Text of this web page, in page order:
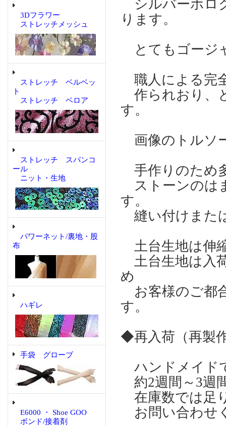
3Dフラワー
ストレッチメッシュ
ストレッチ ベルベッ
ト
ストレッチ ベロア
ストレッチ スパンコ
ール
ニット・生地
パワーネット/裏地・股
布
ハギレ
手袋 グローブ
E6000 ・ Shoe GOO
ボンド/接着剤
シルバーホロ
ります。
とてもゴージ
職人による完
作られおり、
す。
画像のトルソ
手作りのため
ストーンのは
す。
縫い付けまた
土台生地は伸
土台生地は入
め
お客様のご都
す。
◆再入荷（再
ハンドメイド
約2週間～3週
在庫数では足
お問い合わせ